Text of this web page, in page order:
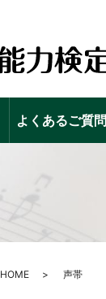
よくあるご質問
HOME 声帯